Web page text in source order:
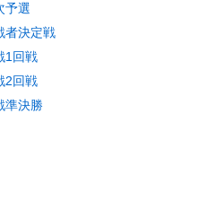
予選
者決定戦
1回戦
2回戦
準決勝